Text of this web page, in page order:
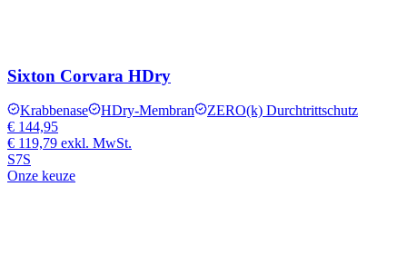
Sixton Corvara HDry
Krabbenase HDry-Membran
ZERO(k) Durchtrittschutz
€ 144,95
€ 119,79 exkl. MwSt.
S7S
Onze keuze